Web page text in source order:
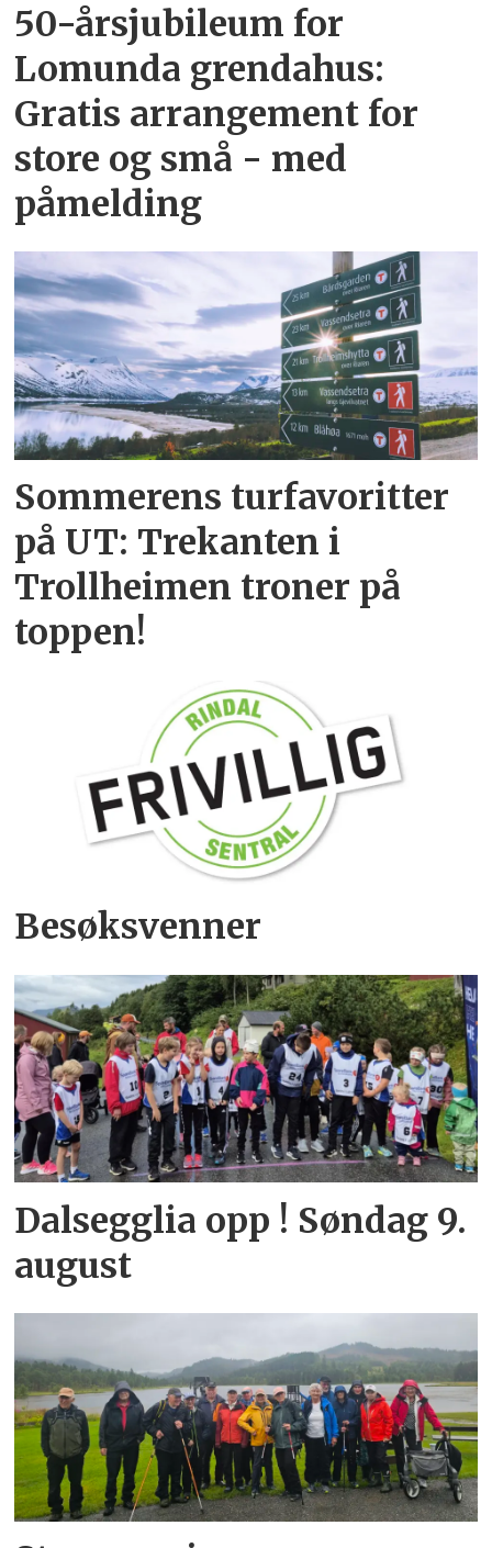
50-årsjubileum for
Lomunda grendahus:
Gratis arrangement for
store og små - med
påmelding
Sommerens turfavoritter
på UT: Trekanten i
Trollheimen troner på
toppen!
Besøksvenner
Dalsegglia opp ! Søndag 9.
august